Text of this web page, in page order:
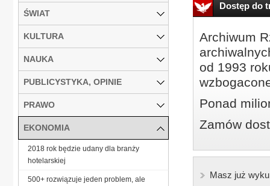
Dostęp do
Archiwum
od 1993
Ponad
Zamów
Masz już
ŚWIAT
KULTURA
NAUKA
PUBLICYSTYKA, OPINIE
PRAWO
EKONOMIA
2018 rok będzie udany dla branży
hotelarskiej
500+ rozwiązuje jeden problem, ale